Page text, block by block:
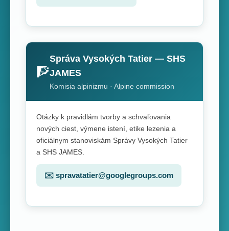
🧗
Správa Vysokých Tatier — SHS
JAMES
Komisia alpinizmu · Alpine commission
Otázky k pravidlám tvorby a schvaľovania
nových ciest, výmene istení, etike lezenia a
oficiálnym stanoviskám Správy Vysokých Tatier
a SHS JAMES.
✉️ spravatatier@googlegroups.com